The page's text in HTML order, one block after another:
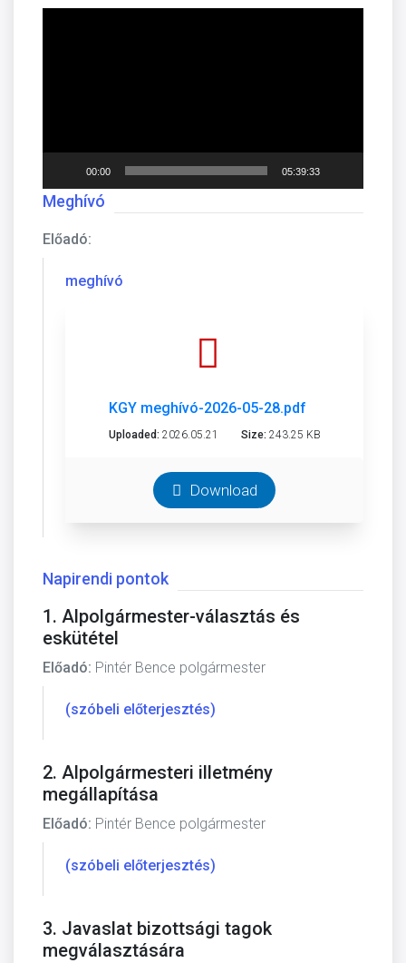
00:00 05:39:33
Meghívó
Előadó:
meghívó
KGY meghívó-2026-05-28.pdf
Uploaded: 2026.05.21 Size: 243.25 KB
Download
Napirendi pontok
1. Alpolgármester-választás és
eskütétel
Előadó: Pintér Bence polgármester
(szóbeli előterjesztés)
2. Alpolgármesteri illetmény
megállapítása
Előadó: Pintér Bence polgármester
(szóbeli előterjesztés)
3. Javaslat bizottsági tagok
megválasztására